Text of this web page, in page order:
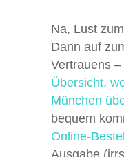
Na, Lust
Dann auf
Vertrauens
Übersicht,
München
bequem
Online-
Ausgabe